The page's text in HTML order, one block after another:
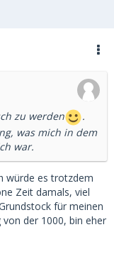
zu werden
.
was mich in dem
war.
würde es trotzdem
Zeit damals, viel
für meinen
der 1000, bin eher